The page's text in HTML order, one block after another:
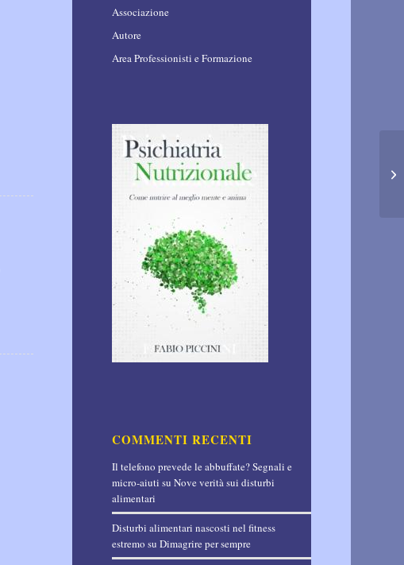
Associazione
Autore
Area Professionisti e Formazione
COMMENTI RECENTI
Il telefono prevede le abbuffate? Segnali e
micro-aiuti suNove verità sui disturbi
alimentari
Disturbi alimentari nascosti nel fitness
estremo suDimagrire per sempre